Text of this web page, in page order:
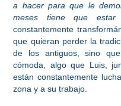
a hacer para que le
meses tiene que estar
constantemente
que quieran perder la
de los antiguos, sino
cómoda, algo que Luis,
están constantemente
zona y a su trabajo.